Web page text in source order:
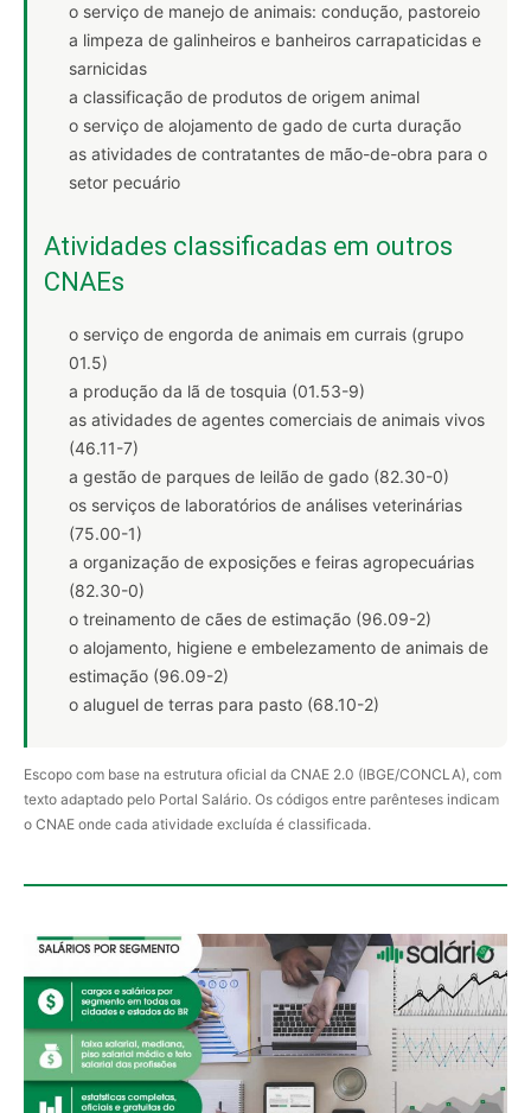
o serviço de manejo de animais: condução, pastoreio
a limpeza de galinheiros e banheiros carrapaticidas e
sarnicidas
a classificação de produtos de origem animal
o serviço de alojamento de gado de curta duração
as atividades de contratantes de mão-de-obra para o
setor pecuário
Atividades classificadas em outros
CNAEs
o serviço de engorda de animais em currais (grupo
01.5)
a produção da lã de tosquia (01.53-9)
as atividades de agentes comerciais de animais vivos
(46.11-7)
a gestão de parques de leilão de gado (82.30-0)
os serviços de laboratórios de análises veterinárias
(75.00-1)
a organização de exposições e feiras agropecuárias
(82.30-0)
o treinamento de cães de estimação (96.09-2)
o alojamento, higiene e embelezamento de animais de
estimação (96.09-2)
o aluguel de terras para pasto (68.10-2)
Escopo com base na estrutura oficial da CNAE 2.0 (IBGE/CONCLA), com
texto adaptado pelo Portal Salário. Os códigos entre parênteses indicam
o CNAE onde cada atividade excluída é classificada.